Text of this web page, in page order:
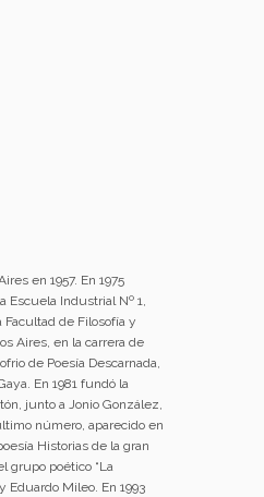
en 1957. En 1975
Escuela Industrial Nº 1,
Facultad de Filosofía y
Aires, en la carrera de
de Poesía Descarnada,
En 1981 fundó la
junto a Jonio González,
número, aparecido en
Historias de la gran
grupo poético “La
Eduardo Mileo. En 1993